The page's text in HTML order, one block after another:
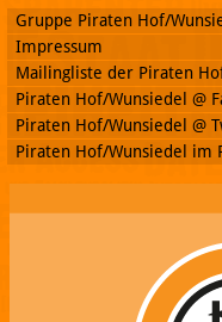
Gruppe Piraten Hof/
Impressum
Mailingliste der Piraten
Piraten Hof/Wunsiedel @
Piraten Hof/Wunsiedel @
Piraten Hof/Wunsiedel im